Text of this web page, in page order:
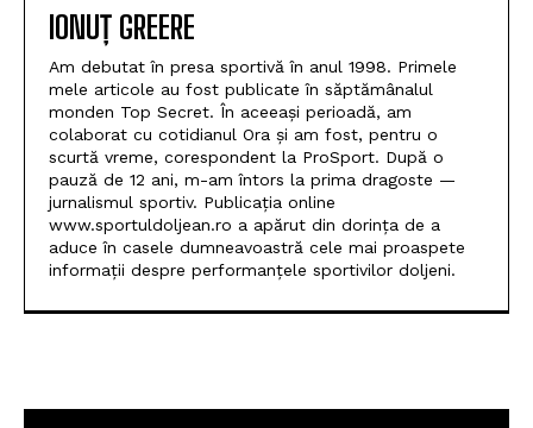
IONUȚ GREERE
Am debutat în presa sportivă în anul 1998. Primele
mele articole au fost publicate în săptămânalul
monden Top Secret. În aceeași perioadă, am
colaborat cu cotidianul Ora și am fost, pentru o
scurtă vreme, corespondent la ProSport. După o
pauză de 12 ani, m-am întors la prima dragoste —
jurnalismul sportiv. Publicația online
www.sportuldoljean.ro a apărut din dorința de a
aduce în casele dumneavoastră cele mai proaspete
informații despre performanțele sportivilor doljeni.